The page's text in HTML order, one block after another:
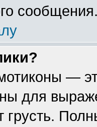
—
для
грусть.